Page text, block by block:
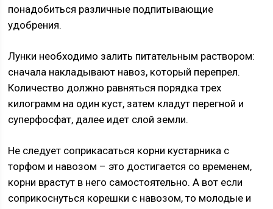
понадобиться различные подпитывающие
удобрения.
Лунки необходимо залить питательным раствором:
сначала накладывают навоз, который перепрел.
Количество должно равняться порядка трех
килограмм на один куст, затем кладут перегной и
суперфосфат, далее идет слой земли.
Не следует соприкасаться корни кустарника с
торфом и навозом – это достигается со временем,
корни врастут в него самостоятельно. А вот если
соприкоснуться корешки с навозом, то молодые и